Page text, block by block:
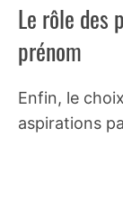
Le rôle des
prénom
Enfin, le
aspirations